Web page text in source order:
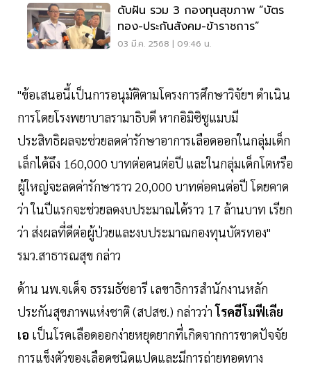
ดับฝัน รวม 3 กองทุนสุขภาพ “บัตร
ทอง-ประกันสังคม-ข้าราชการ”
03 มี.ค. 2568 | 09:46 น.
"ข้อเสนอนี้เป็นการอนุมัติตามโครงการศึกษาวิจัยฯ ดำเนิน
การโดยโรงพยาบาลรามาธิบดี หากอิมิซิซูแมบมี
ประสิทธิผลจะช่วยลดค่ารักษาอาการเลือดออกในกลุ่มเด็ก
เล็กได้ถึง 160,000 บาทต่อคนต่อปี และในกลุ่มเด็กโตหรือ
ผู้ใหญ่จะลดค่ารักษาราว 20,000 บาทต่อคนต่อปี โดยคาด
ว่า ในปีแรกจะช่วยลดงบประมาณได้ราว 17 ล้านบาท เรียก
ว่า ส่งผลที่ดีต่อผู้ป่วยและงบประมาณกองทุนบัตรทอง"
รมว.สาธารณสุข กล่าว
ด้าน นพ.จเด็จ ธรรมธัชอารี เลขาธิการสำนักงานหลัก
ประกันสุขภาพแห่งชาติ (สปสช.) กล่าวว่าโรคฮีโมฟีเลีย
เอ เป็นโรคเลือดออกง่ายหยุดยากที่เกิดจากการขาดปัจจัย
การแข็งตัวของเลือดชนิดแปดและมีการถ่ายทอดทาง